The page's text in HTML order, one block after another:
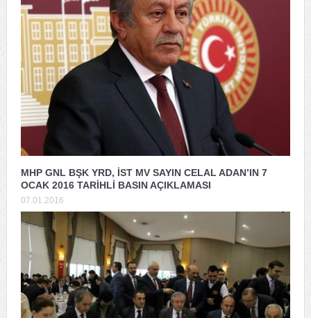
MHP GNL BŞK YRD, İST MV SAYIN CELAL ADAN’IN 7
OCAK 2016 TARİHLİ BASIN AÇIKLAMASI
07.01.2016